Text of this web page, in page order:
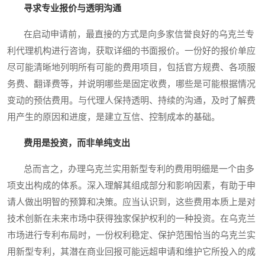
寻求专业报价与透明沟通
在启动申请前，最直接的方式是向多家信誉良好的乌克兰专
利代理机构进行咨询，获取详细的书面报价。一份好的报价单应
尽可能清晰地列明所有可能的费用项目，包括官方规费、各项服
务费、翻译费等，并说明哪些是固定收费，哪些是可能根据情况
变动的预估费用。与代理人保持透明、持续的沟通，及时了解费
用产生的原因和进度，是建立互信、控制成本的基础。
费用是投资，而非单纯支出
总而言之，办理乌克兰实用新型专利的费用明细是一个由多
项支出构成的体系。深入理解其组成部分和影响因素，有助于申
请人做出明智的预算和决策。应当认识到，这些费用本质上是对
技术创新在未来市场中获得独家保护权利的一种投资。在乌克兰
市场进行专利布局时，一份权利稳定、保护范围恰当的乌克兰实
用新型专利，其潜在商业回报可能远超申请和维护它所投入的成